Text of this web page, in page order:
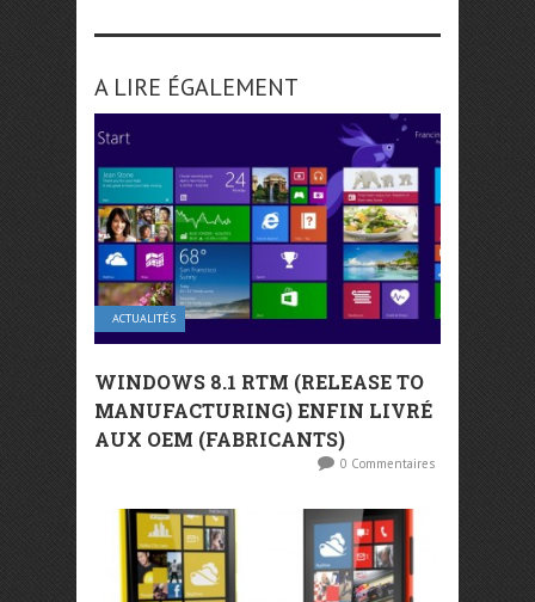
A LIRE ÉGALEMENT
ACTUALITÉS
WINDOWS 8.1 RTM (RELEASE TO
MANUFACTURING) ENFIN LIVRÉ
AUX OEM (FABRICANTS)
0 Commentaires